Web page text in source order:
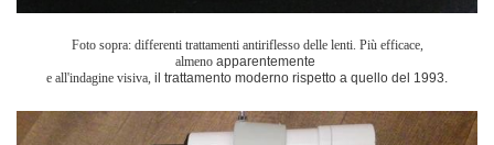
Foto sopra: differenti trattamenti antiriflesso delle lenti. Più efficace,
almeno apparentemente
e all'indagine visiva, il trattamento moderno rispetto a quello del 1993.